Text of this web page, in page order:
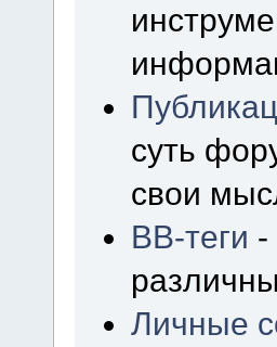
суть
свои
BB-теги -
Личные